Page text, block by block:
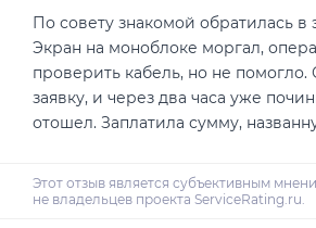
По совету знакомой обратилась в
Экран на моноблоке моргал,
проверить кабель, но не
заявку, и через два часа уже
отошел. Заплатила сумму,